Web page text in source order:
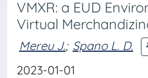
VMXR: a EUD
Virtual
Mereu J.; Spano L. D.
2023-01-01